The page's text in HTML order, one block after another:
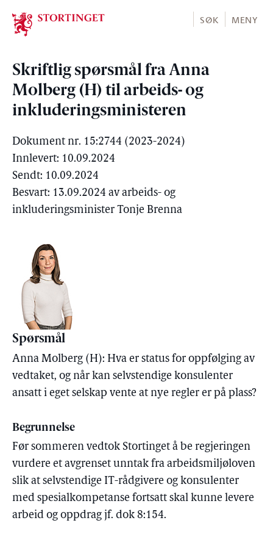
Stortinget.no
SØK MENY
Skriftlig spørsmål fra Anna
Molberg (H) til arbeids- og
inkluderingsministeren
Dokument nr. 15:2744 (2023-2024)
Innlevert: 10.09.2024
Sendt: 10.09.2024
Besvart: 13.09.2024 av arbeids- og
inkluderingsminister Tonje Brenna
Spørsmål
Anna Molberg (H): Hva er status for oppfølging av
vedtaket, og når kan selvstendige konsulenter
ansatt i eget selskap vente at nye regler er på plass?
Begrunnelse
Før sommeren vedtok Stortinget å be regjeringen
vurdere et avgrenset unntak fra arbeidsmiljøloven
slik at selvstendige IT-rådgivere og konsulenter
med spesialkompetanse fortsatt skal kunne levere
arbeid og oppdrag jf. dok 8:154.